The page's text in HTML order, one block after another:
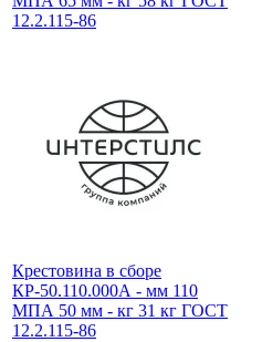
12.2.115-86
Крестовина в сборе
КР-50.110.000А - мм 110
МПА 50 мм - кг 31 кг ГОСТ
12.2.115-86